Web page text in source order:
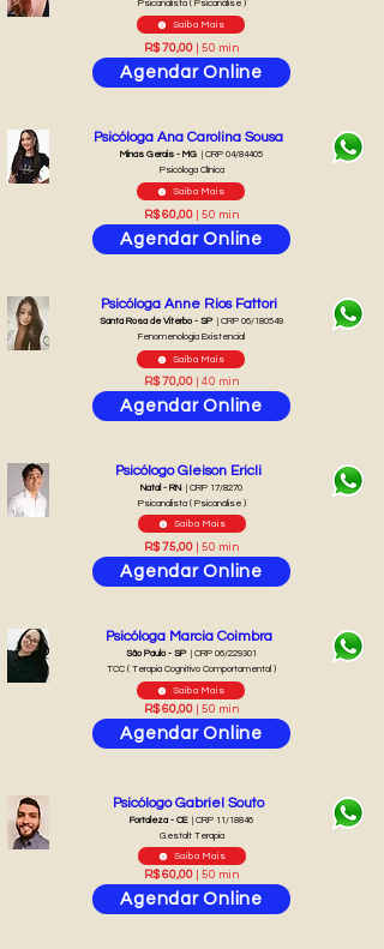
Saiba Mais
Agendar Online
R$ 70,00 | 50 min
Psicanalista ( Psicanálise )
Saiba Mais
Psicóloga Ana Carolina Sousa
Agendar Online
R$ 60,00 | 50 min
Minas Gerais - MG | CRP 04/84405
Psicóloga Clínica
Saiba Mais
Psicóloga Anne Rios Fattori
Agendar Online
R$ 70,00 | 40 min
Santa Rosa de Viterbo - SP | CRP 06/180549
Fenomenologia Existencial
Saiba Mais
Psicólogo Gleison Ericli
Natal - RN | CRP 17/8270
Psicanalista ( Psicanálise )
Agendar Online
R$ 75,00 | 50 min
Saiba Mais
Psicóloga Marcia Coimbra
Agendar Online
R$ 60,00 | 50 min
São Paulo - SP | CRP 06/229301
TCC ( Terapia Cognitivo Comportamental )
Saiba Mais
Psicólogo Gabriel Souto
Fortaleza - CE | CRP 11/18846
Gestalt Terapia
Agendar Online
R$ 60,00 | 50 min